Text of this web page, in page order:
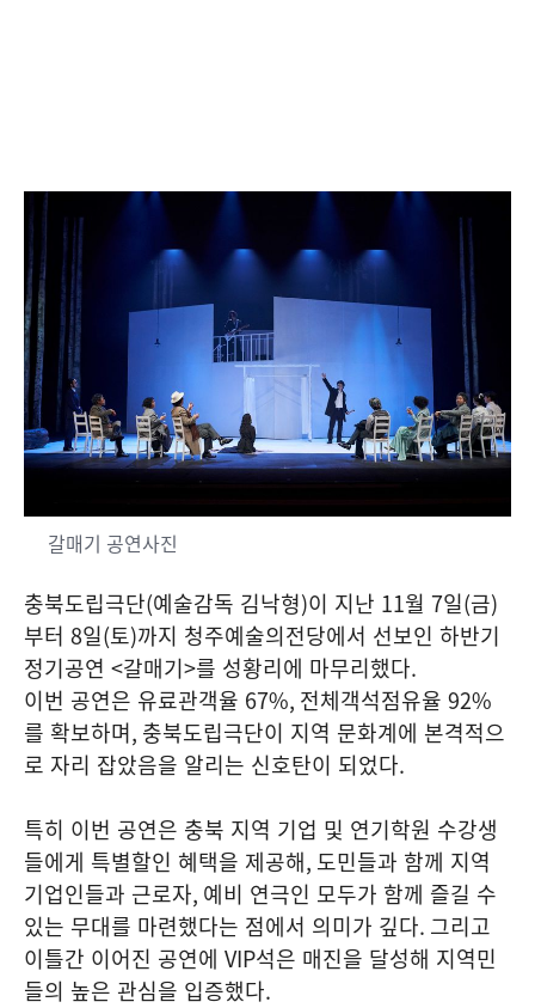
갈매기 공연사진
충북도립극단(예술감독 김낙형)이 지난 11월 7일(금)
부터 8일(토)까지 청주예술의전당에서 선보인 하반기
정기공연 <갈매기>를 성황리에 마무리했다.
이번 공연은 유료관객율 67%, 전체객석점유율 92%
를 확보하며, 충북도립극단이 지역 문화계에 본격적으
로 자리 잡았음을 알리는 신호탄이 되었다.
특히 이번 공연은 충북 지역 기업 및 연기학원 수강생
들에게 특별할인 혜택을 제공해, 도민들과 함께 지역
기업인들과 근로자, 예비 연극인 모두가 함께 즐길 수
있는 무대를 마련했다는 점에서 의미가 깊다. 그리고
이틀간 이어진 공연에 VIP석은 매진을 달성해 지역민
들의 높은 관심을 입증했다.